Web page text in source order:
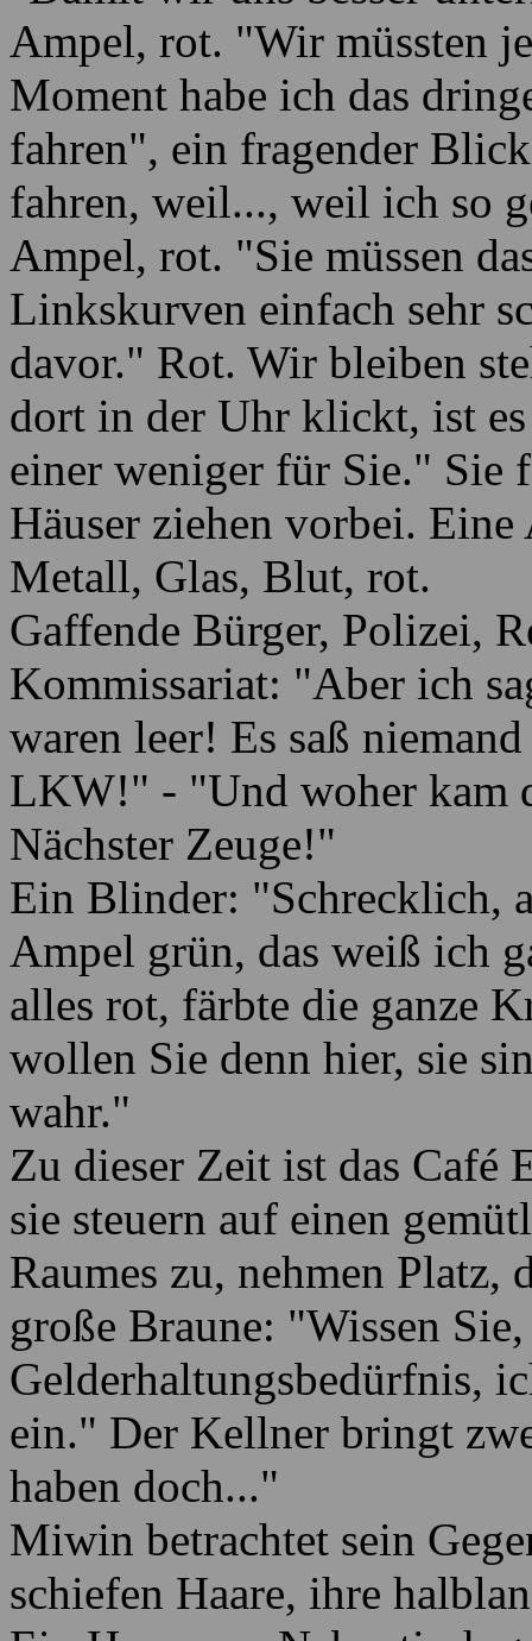
Ampel, rot. "Wir müssten
Moment habe ich das
fahren", ein fragender
fahren, weil..., weil ich so
Ampel, rot. "Sie müssen
Linkskurven einfach sehr
davor." Rot. Wir bleiben
dort in der Uhr klickt, ist
einer weniger für Sie." Sie
Häuser ziehen vorbei.
Metall, Glas, Blut, rot.
Gaffende Bürger, Polizei,
Kommissariat: "Aber ich
waren leer! Es saß
LKW!" - "Und woher kam
Nächster Zeuge!"
Ein Blinder: "Schrecklich,
Ampel grün, das weiß ich
alles rot, färbte die ganze
wollen Sie denn hier, sie
wahr."
Zu dieser Zeit ist das Café
sie steuern auf einen
Raumes zu, nehmen Platz,
große Braune: "Wissen
Gelderhaltungsbedürfnis,
ein." Der Kellner bringt
haben doch..."
Miwin betrachtet sein
schiefen Haare, ihre